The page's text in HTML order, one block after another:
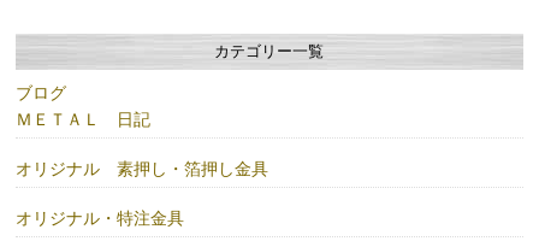
カテゴリー一覧
ブログ
ＭＥＴＡＬ 日記
オリジナル 素押し・箔押し金具
オリジナル・特注金具